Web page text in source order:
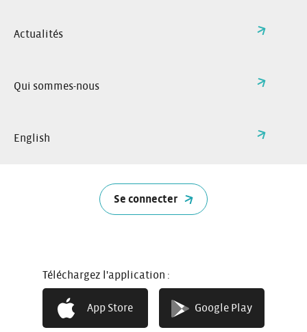
Actualités
Qui sommes-nous
English
Se connecter
Téléchargez l'application :
App Store Google Play
5 portes
Grand coffre